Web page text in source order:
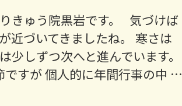
きゅう院黒岩です。 気づけば
近づいてきましたね。 寒さは
少しずつ次へと進んでいます。
ですが 個人的に年間行事の中 …